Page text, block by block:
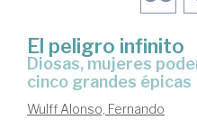
El peligro infinito
diosas, mujeres poderosas y héroes en
cinco grandes épicas
Wulff Alonso, Fernando